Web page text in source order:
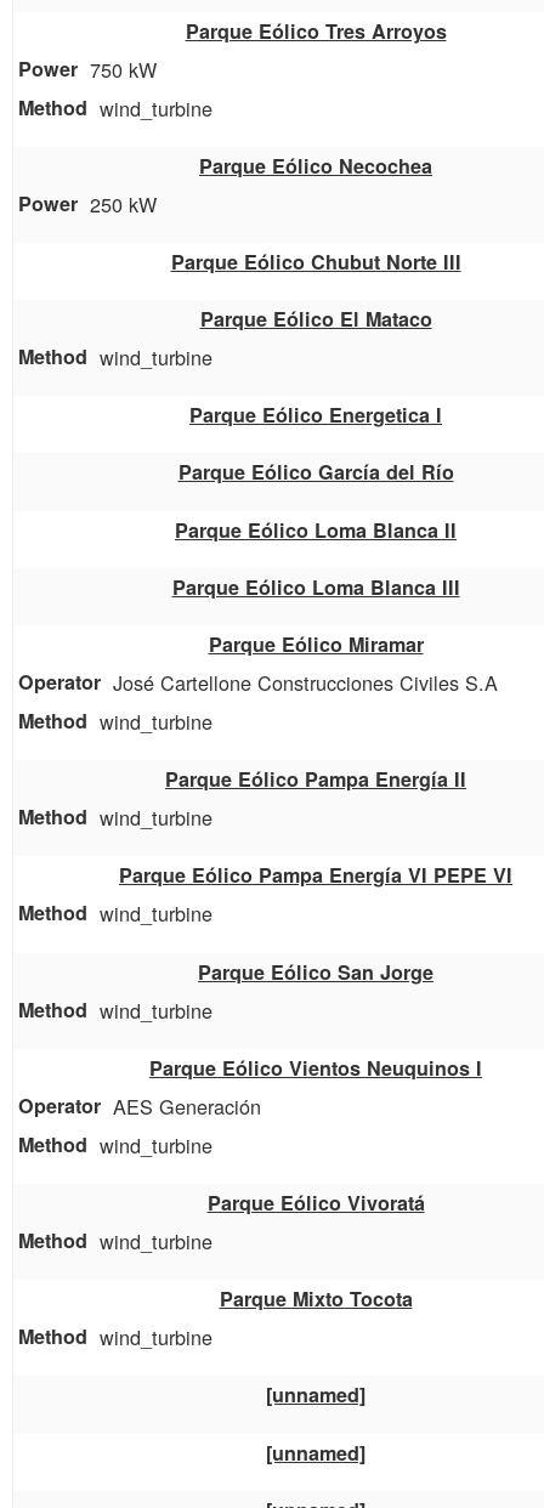
Parque Eólico Tres Arroyos
750 kW
wind_turbine
Parque Eólico Necochea
250 kW
Parque Eólico Chubut Norte III
Parque Eólico El Mataco
wind_turbine
Parque Eólico Energetica I
Parque Eólico García del Río
Parque Eólico Loma Blanca II
Parque Eólico Loma Blanca III
Parque Eólico Miramar
José Cartellone Construcciones Civiles S.A
wind_turbine
Parque Eólico Pampa Energía II
wind_turbine
Parque Eólico Pampa Energía VI PEPE VI
wind_turbine
Parque Eólico San Jorge
wind_turbine
Parque Eólico Vientos Neuquinos I
AES Generación
wind_turbine
Parque Eólico Vivoratá
wind_turbine
Parque Mixto Tocota
wind_turbine
[unnamed]
[unnamed]